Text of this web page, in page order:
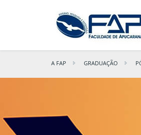
A FAP GRADUAÇÃO